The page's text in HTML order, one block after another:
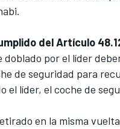
del Artículo
por el líder
de seguridad para
el líder, el coche de
en la misma